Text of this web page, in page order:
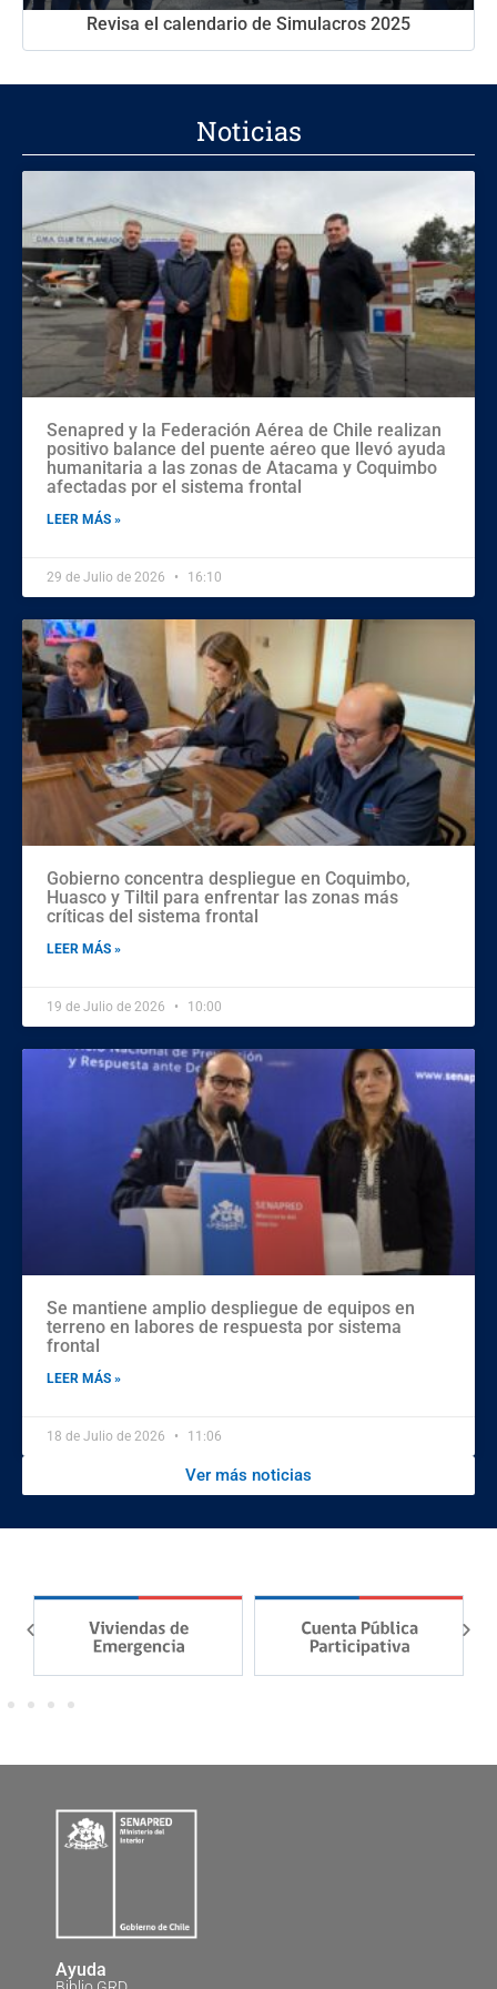
Revisa el calendario de Simulacros 2025
Noticias
Senapred y la Federación Aérea de Chile realizan
positivo balance del puente aéreo que llevó ayuda
humanitaria a las zonas de Atacama y Coquimbo
afectadas por el sistema frontal
LEER MÁS »
29 de Julio de 2026 16:10
Gobierno concentra despliegue en Coquimbo,
Huasco y Tiltil para enfrentar las zonas más
críticas del sistema frontal
LEER MÁS »
19 de Julio de 2026 10:00
Se mantiene amplio despliegue de equipos en
terreno en labores de respuesta por sistema
frontal
LEER MÁS »
18 de Julio de 2026 11:06
Ver más noticias
Ayuda